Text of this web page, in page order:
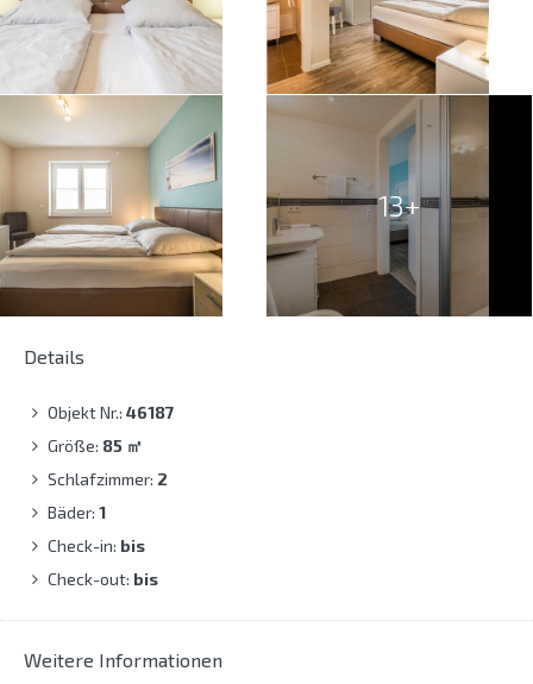
13+
Details
Objekt Nr.: 46187
Größe: 85 ㎡
Schlafzimmer: 2
Bäder: 1
Check-in: bis
Check-out: bis
Weitere Informationen